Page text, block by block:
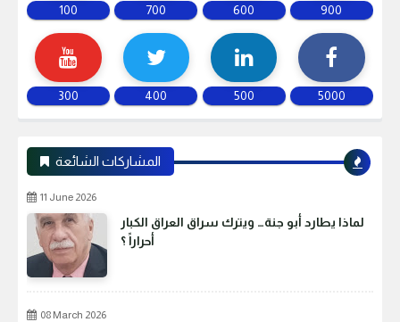
100 700 600 900
300 400 500 5000
المشاركات الشائعة
11 June 2026
لماذا يطارد أبو جنة… ويترك سراق العراق الكبار
أحراراً ؟
08 March 2026